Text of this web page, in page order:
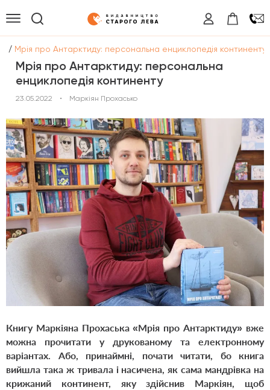
/ Мрія про Антарктиду: персональна енциклопедія континенту
Мрія про Антарктиду: персональна
енциклопедія континенту
23.05.2022 • Маркіян Прохасько
Книгу Маркіяна Прохаська «Мрія про Антарктиду» вже
можна прочитати у друкованому та електронному
варіантах. Або, принаймні, почати читати, бо книга
вийшла така ж тривала і насичена, як сама мандрівка на
крижаний континент, яку здійснив Маркіян, щоб